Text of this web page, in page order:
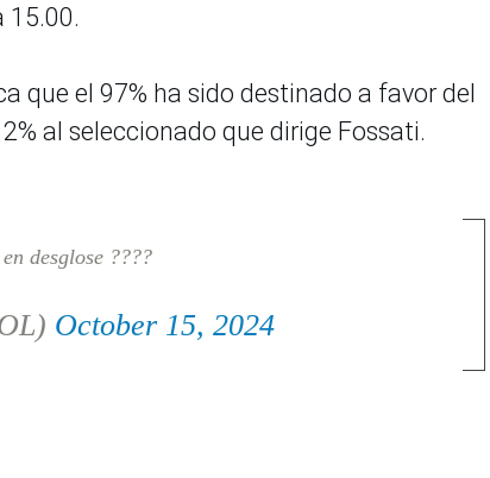
15.00.
que el 97% ha sido destinado a favor del
al seleccionado que dirige Fossati.
desglose ????
October 15, 2024